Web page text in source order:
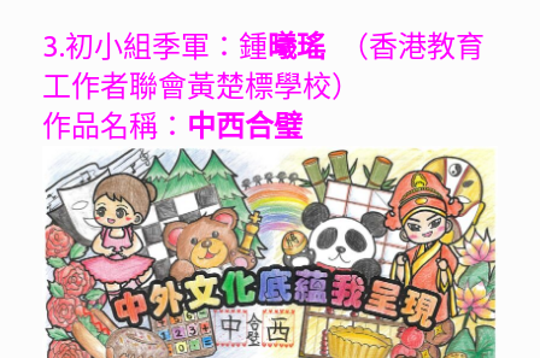
3.初小組季軍：鍾曦瑤 （香港教育
工作者聯會黃楚標學校）
作品名稱： 中西合璧